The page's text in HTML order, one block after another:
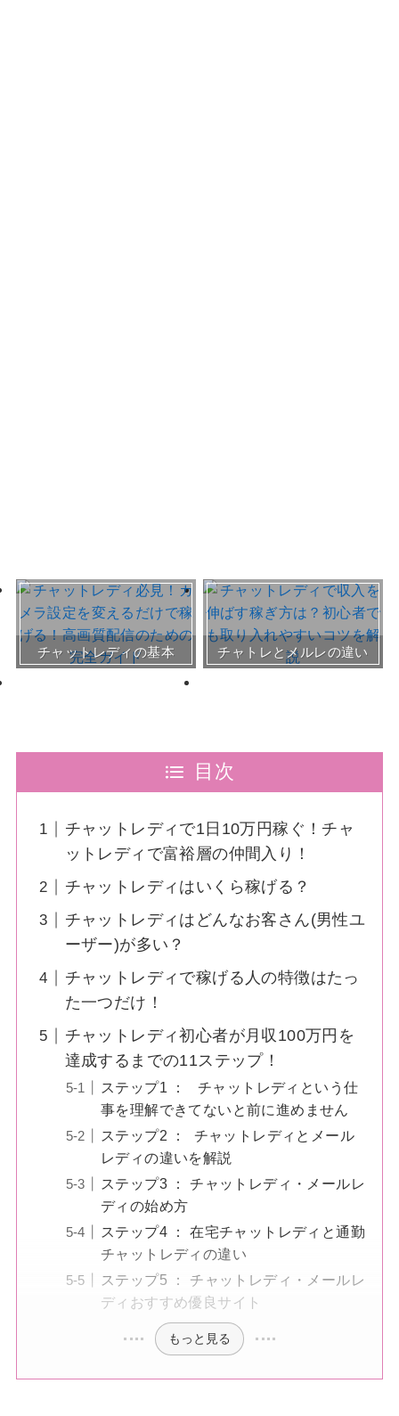
チャットレディの基本 チャトレとメルレの違い
おすすめチャトレ事務所＆
サイト
30～50代向けサイト
目次
チャットレディで1日10万円稼ぐ！チャ
ットレディで富裕層の仲間入り！
チャットレディはいくら稼げる？
チャットレディはどんなお客さん(男性ユ
ーザー)が多い？
チャットレディで稼げる人の特徴はたっ
た一つだけ！
チャットレディ初心者が月収100万円を
達成するまでの11ステップ！
ステップ1 ： チャットレディという仕
事を理解できてないと前に進めません
ステップ2 ： チャットレディとメール
レディの違いを解説
ステップ3 ： チャットレディ・メールレ
ディの始め方
ステップ4 ： 在宅チャットレディと通勤
チャットレディの違い
ステップ5 ： チャットレディ・メールレ
ディおすすめ優良サイト
もっと見る